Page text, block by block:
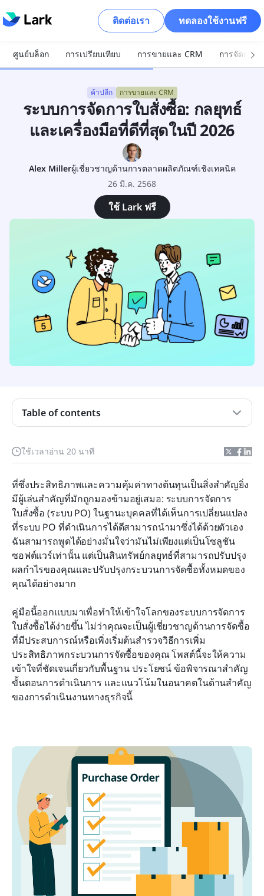
ติดต่อเรา ทดลองใช้งานฟรี
ศูนย์บล็อก การเปรียบเทียบ การขายและ CRM การจัดการ
ค้าปลีก การขายและ CRM
ระบบการจัดการใบสั่งซื้อ: กลยุทธ์
และเครื่องมือที่ดีที่สุดในปี 2026
Alex Millerผู้เชี่ยวชาญด้านการตลาดผลิตภัณฑ์เชิงเทคนิค
26 มี.ค. 2568
ใช้ Lark ฟรี
ใช้เวลาอ่าน 20 นาที
ที่ซึ่งประสิทธิภาพและความคุ้มค่าทางต้นทุนเป็นสิ่งสำคัญยิ่ง
มีผู้เล่นสำคัญที่มักถูกมองข้ามอยู่เสมอ: ระบบการจัดการ
ใบสั่งซื้อ (ระบบ PO) ในฐานะบุคคลที่ได้เห็นการเปลี่ยนแปลง
ที่ระบบ PO ที่ดำเนินการได้ดีสามารถนำมาซึ่งได้ด้วยตัวเอง
ฉันสามารถพูดได้อย่างมั่นใจว่ามันไม่เพียงแต่เป็นโซลูชัน
ซอฟต์แวร์เท่านั้น แต่เป็นสินทรัพย์กลยุทธ์ที่สามารถปรับปรุง
ผลกำไรของคุณและปรับปรุงกระบวนการจัดซื้อทั้งหมดของ
คุณได้อย่างมาก
คู่มือนี้ออกแบบมาเพื่อทำให้เข้าใจโลกของระบบการจัดการ
ใบสั่งซื้อได้ง่ายขึ้น ไม่ว่าคุณจะเป็นผู้เชี่ยวชาญด้านการจัดซื้อ
ที่มีประสบการณ์หรือเพิ่งเริ่มต้นสำรวจวิธีการเพิ่ม
ประสิทธิภาพกระบวนการจัดซื้อของคุณ โพสต์นี้จะให้ความ
เข้าใจที่ชัดเจนเกี่ยวกับพื้นฐาน ประโยชน์ ข้อพิจารณาสำคัญ
ขั้นตอนการดำเนินการ และแนวโน้มในอนาคตในด้านสำคัญ
ของการดำเนินงานทางธุรกิจนี้
Table of contents
ทำความเข้าใจพื้นฐานของระบบใบสั่งซื้อ
ระบบการจัดการใบสั่งซื้อคืออะไร?
ประโยชน์ที่น่าสนใจของระบบการจัดการใบสั่งซื้อ
ปัจจัยสำคัญในการเลือกระบบการจัดการใบสั่งซื้อ
10 ระบบจัดการใบสั่งซื้อยอดนิยมสำหรับปี 2026
การใช้ระบบการจัดการคำสั่งซื้อ
ข้อคิดสุดท้าย
คำถามที่พบบ่อย